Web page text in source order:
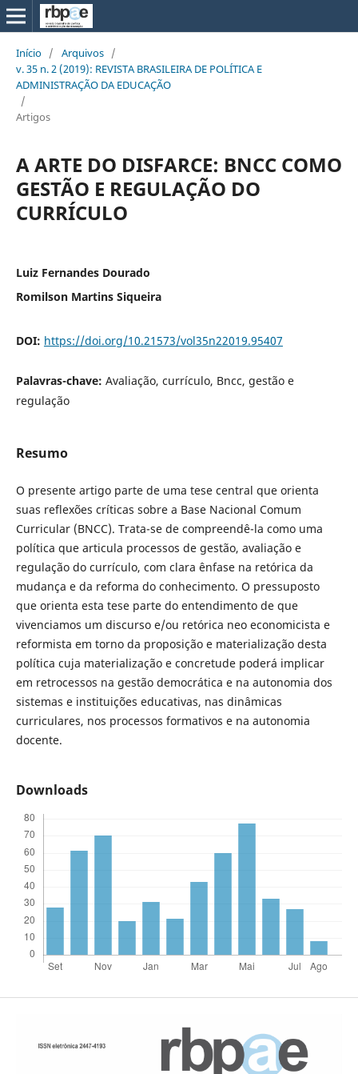
Início / Arquivos /
v. 35 n. 2 (2019): REVISTA BRASILEIRA DE POLÍTICA E
ADMINISTRAÇÃO DA EDUCAÇÃO
/
Artigos
A ARTE DO DISFARCE: BNCC COMO
GESTÃO E REGULAÇÃO DO
CURRÍCULO
Luiz Fernandes Dourado
Romilson Martins Siqueira
DOI: https://doi.org/10.21573/vol35n22019.95407
Palavras-chave: Avaliação, currículo, Bncc, gestão e
regulação
Resumo
O presente artigo parte de uma tese central que orienta
suas reflexões críticas sobre a Base Nacional Comum
Curricular (BNCC). Trata-se de compreendê-la como uma
política que articula processos de gestão, avaliação e
regulação do currículo, com clara ênfase na retórica da
mudança e da reforma do conhecimento. O pressuposto
que orienta esta tese parte do entendimento de que
vivenciamos um discurso e/ou retórica neo economicista e
reformista em torno da proposição e materialização desta
política cuja materialização e concretude poderá implicar
em retrocessos na gestão democrática e na autonomia dos
sistemas e instituições educativas, nas dinâmicas
curriculares, nos processos formativos e na autonomia
docente.
Downloads